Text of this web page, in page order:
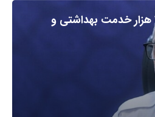
ارائه دو میلیون و ۴۲۶ هزار خدمت بهداشتی و